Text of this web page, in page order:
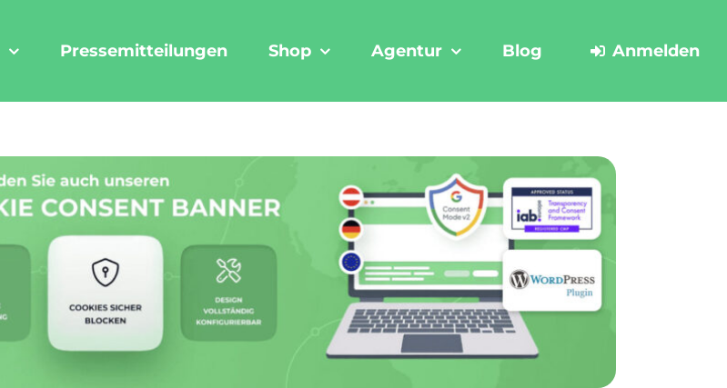
Pressemitteilungen Shop Agentur Blog Anmelden